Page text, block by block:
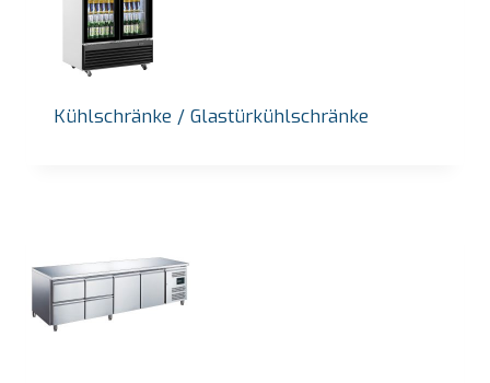
Kühlschränke / Glastürkühlschränke